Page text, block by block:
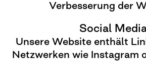
Verbesserung der
Social Media
Unsere Website enthält
Netzwerken wie Instagram